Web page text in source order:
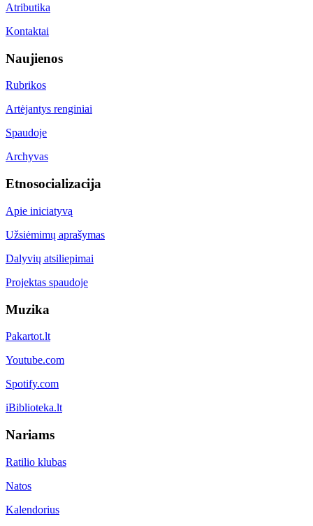
Atributika
Kontaktai
Naujienos
Rubrikos
Artėjantys renginiai
Spaudoje
Archyvas
Etnosocializacija
Apie iniciatyvą
Užsiėmimų aprašymas
Dalyvių atsiliepimai
Projektas spaudoje
Muzika
Pakartot.lt
Youtube.com
Spotify.com
iBiblioteka.lt
Nariams
Ratilio klubas
Natos
Kalendorius